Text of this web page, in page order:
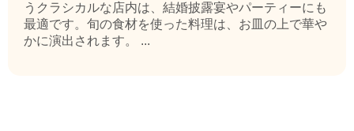
うクラシカルな店内は、結婚披露宴やパーティーにも
最適です。旬の食材を使った料理は、お皿の上で華や
かに演出されます。 ...